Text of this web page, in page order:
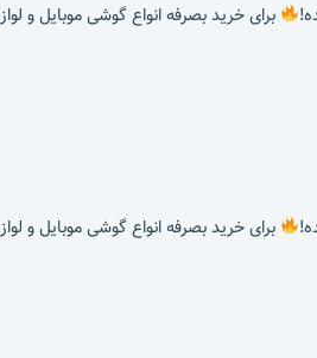
برای خرید بصرفه انواع گوشی موبایل و
برای خرید بصرفه انواع گوشی موبایل و